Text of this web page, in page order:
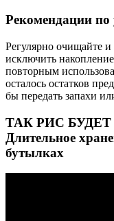
Рекомендации по
Регулярно очищайте
исключить
повторным
осталось остатков
бы передать запахи
ТАК РИС
Длительное
бутылках